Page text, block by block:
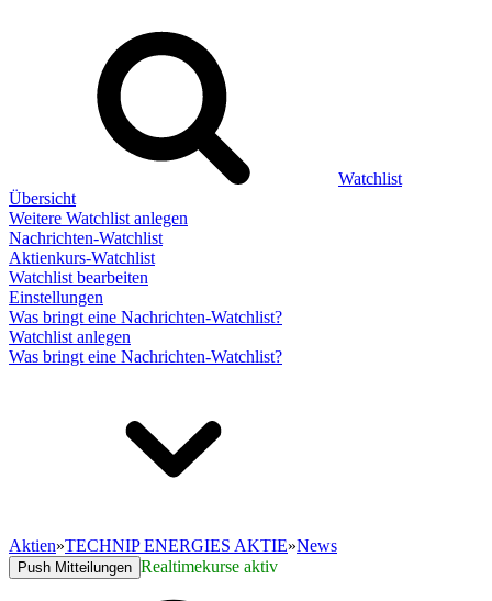
Watchlist
Übersicht
Weitere Watchlist anlegen
Nachrichten-Watchlist
Aktienkurs-Watchlist
Watchlist bearbeiten
Einstellungen
Was bringt eine Nachrichten-Watchlist?
Watchlist anlegen
Was bringt eine Nachrichten-Watchlist?
Aktien»TECHNIP ENERGIES AKTIE»News
Push Mitteilungen Realtimekurse aktiv